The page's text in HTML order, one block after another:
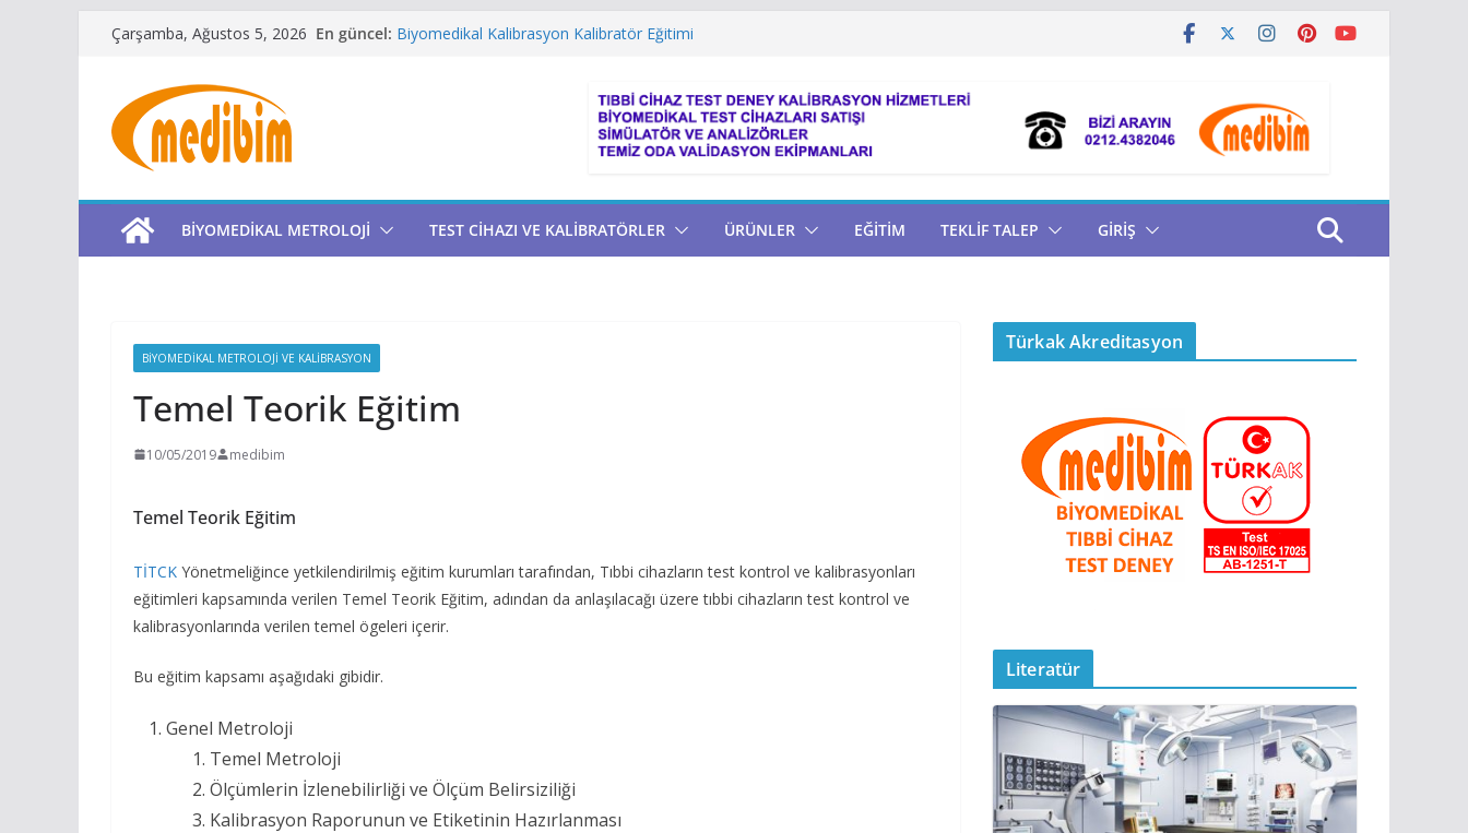
Çarşamba, Ağustos 5, 2026 En güncel: Gaz Konsantrasyonları hesaplama
Metroloji Laboratuvarı Yönetim Yazılımı
BIYOMEDIKAL METROLOJI TEST CİHAZI VE KALİBRATÖRLER ÜRÜNLER EĞİTİM TEKLİF TALEP GİRİŞ
BIYOMEDIKAL METROLOJI VE KALIBRASYON
Temel Teorik Eğitim
10/05/2019 medibim
Temel Teorik Eğitim
TİTCK Yönetmeliğince yetkilendirilmiş eğitim kurumları tarafından, Tıbbi cihazların test kontrol ve kalibrasyonları
eğitimleri kapsamında verilen Temel Teorik Eğitim, adından da anlaşılacağı üzere tıbbi cihazların test kontrol ve
kalibrasyonlarında verilen temel ögeleri içerir.
Bu eğitim kapsamı aşağıdaki gibidir.
Genel Metroloji
Temel Metroloji
Ölçümlerin İzlenebilirliği ve Ölçüm Belirsiziliği
Kalibrasyon Raporunun ve Etiketinin Hazırlanması
Türkak Akreditasyon
Literatür